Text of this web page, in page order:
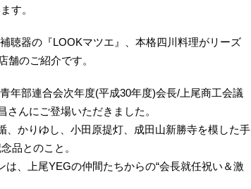
す。
聴器の『LOOKマツエ』、本格四川料理がリーズ
舗のご紹介です。
年部連合会次年度(平成30年度)会長/上尾商工会議
んにご登場いただきました。
、かりゆし、小田原提灯、成田山新勝寺を模した手
品とのこと。
、上尾YEGの仲間たちからの“会長就任祝い＆激